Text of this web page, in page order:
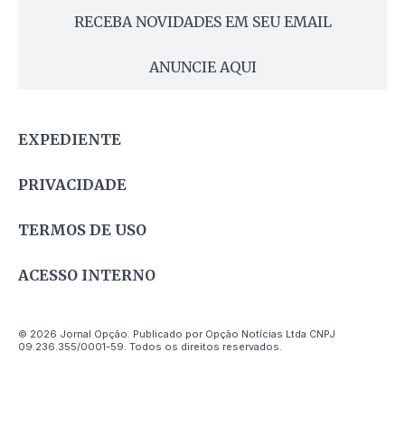
RECEBA NOVIDADES EM SEU EMAIL
ANUNCIE AQUI
EXPEDIENTE
PRIVACIDADE
TERMOS DE USO
ACESSO INTERNO
© 2026 Jornal Opção. Publicado por Opção Notícias Ltda CNPJ
09.236.355/0001-59. Todos os direitos reservados.